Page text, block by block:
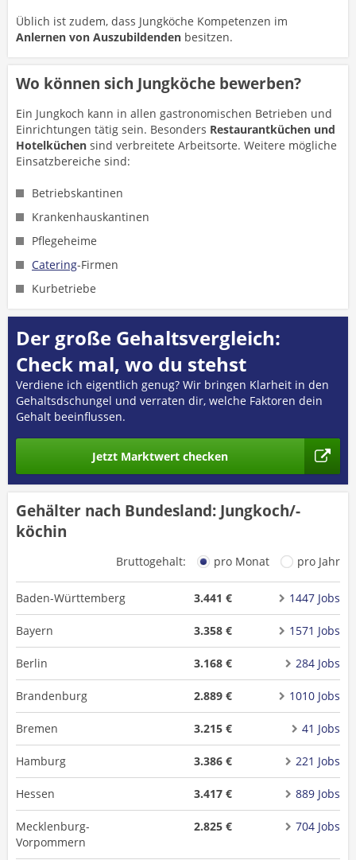
Üblich ist zudem, dass Jungköche Kompetenzen im
Anlernen von Auszubildenden besitzen.
Wo können sich Jungköche bewerben?
Ein Jungkoch kann in allen gastronomischen Betrieben und
Einrichtungen tätig sein. Besonders Restaurantküchen und
Hotelküchen sind verbreitete Arbeitsorte. Weitere mögliche
Einsatzbereiche sind:
Betriebskantinen
Krankenhauskantinen
Pflegeheime
Catering-Firmen
Kurbetriebe
Der große Gehaltsvergleich:
Check mal, wo du stehst
Verdiene ich eigentlich genug? Wir bringen Klarheit in den
Gehaltsdschungel und verraten dir, welche Faktoren dein
Gehalt beeinflussen.
Jetzt Marktwert checken
Gehälter nach Bundesland: Jungkoch/-
köchin
Bruttogehalt: pro Monat pro Jahr
Baden-Württemberg 3.441 € 1447 Jobs
Bayern 3.358 € 1571 Jobs
Berlin 3.168 € 284 Jobs
Brandenburg 2.889 € 1010 Jobs
Bremen 3.215 € 41 Jobs
Hamburg 3.386 € 221 Jobs
Hessen 3.417 € 889 Jobs
Mecklenburg-
Vorpommern
2.825 € 704 Jobs